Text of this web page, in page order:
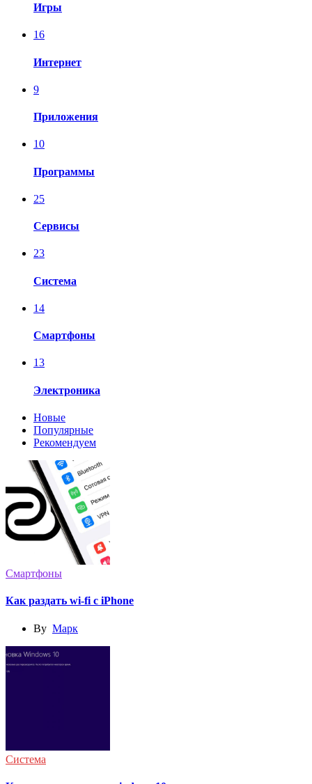
Игры
16
Интернет
9
Приложения
10
Программы
25
Сервисы
23
Система
14
Смартфоны
13
Электроника
Новые
Популярные
Рекомендуем
Смартфоны
Как раздать wi-fi с iPhone
By Марк
Система